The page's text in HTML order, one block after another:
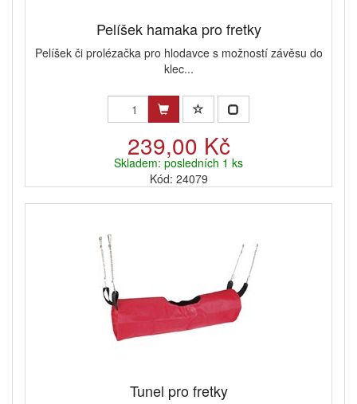
Pelíšek hamaka pro fretky
Pelíšek či prolézačka pro hlodavce s možností závěsu do
klec...
239,00 Kč
Skladem: posledních 1 ks
Kód: 24079
Tunel pro fretky